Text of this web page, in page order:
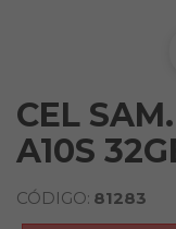
CEL
A10S
CÓDIGO: 81283